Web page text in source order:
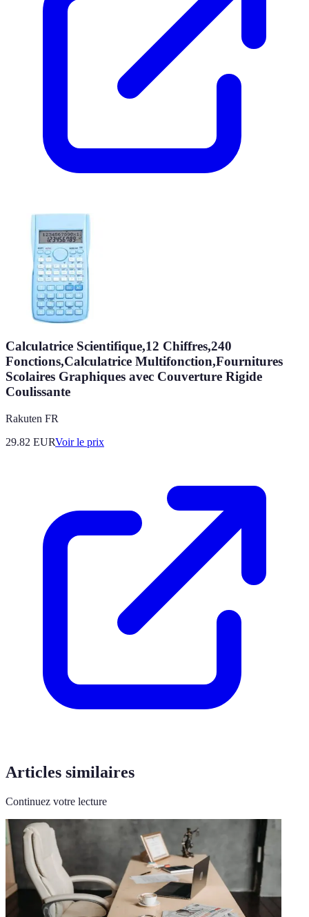
Calculatrice Scientifique,12 Chiffres,240
Fonctions,Calculatrice Multifonction,Fournitures
Scolaires Graphiques avec Couverture Rigide
Coulissante
Rakuten FR
29.82 EURVoir le prix
Articles similaires
Continuez votre lecture